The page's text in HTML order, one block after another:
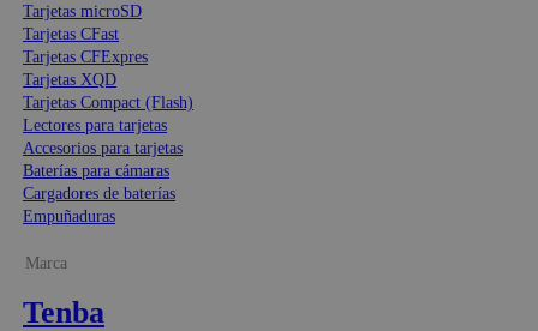
Tarjetas microSD
Tarjetas CFast
Tarjetas CFExpres
Tarjetas XQD
Tarjetas Compact (Flash)
Lectores para tarjetas
Accesorios para tarjetas
Baterías para cámaras
Cargadores de baterías
Empuñaduras
Marca
Tenba